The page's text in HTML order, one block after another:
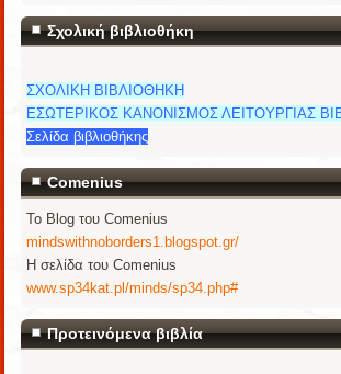
Σχολική βιβλιοθήκη
ΣΧΟΛΙΚΗ ΒΙΒΛΙΟΘΗΚΗ
ΕΣΩΤΕΡΙΚΟΣ ΚΑΝΟΝΙΣΜΟΣ ΛΕΙΤΟΥΡΓΙΑΣ
Σελίδα βιβλιοθήκης
Comenius
Το Blog του Comenius
mindswithnoborders1.blogspot.gr/
Η σελίδα του Comenius
www.sp34kat.pl/minds/sp34.php#
Προτεινόμενα βιβλία